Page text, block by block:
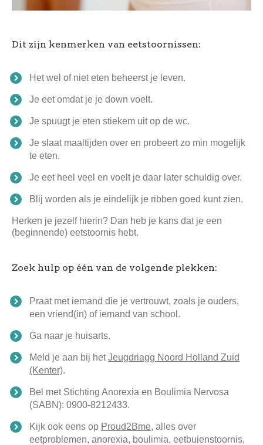
Dit zijn kenmerken van eetstoornissen:
Het wel of niet eten beheerst je leven.
Je eet omdat je je down voelt.
Je spuugt je eten stiekem uit op de wc.
Je slaat maaltijden over en probeert zo min mogelijk
te eten.
Je eet heel veel en voelt je daar later schuldig over.
Blij worden als je eindelijk je ribben goed kunt zien.
Herken je jezelf hierin? Dan heb je kans dat je een
(beginnende) eetstoornis hebt.
Zoek hulp op één van de volgende plekken:
Praat met iemand die je vertrouwt, zoals je ouders,
een vriend(in) of iemand van school.
Ga naar je huisarts.
Meld je aan bij hetJeugdriagg Noord Holland Zuid
(Kenter).
Bel met Stichting Anorexia en Boulimia Nervosa
(SABN): 0900-8212433.
Kijk ook eens op Proud2Bme, alles over
eetproblemen, anorexia, boulimia, eetbuienstoornis,